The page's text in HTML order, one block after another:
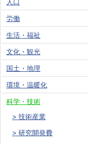
人口
労働
生活・福祉
文化・観光
国土・地理
環境・温暖化
科学・技術
技術産業
研究開発費